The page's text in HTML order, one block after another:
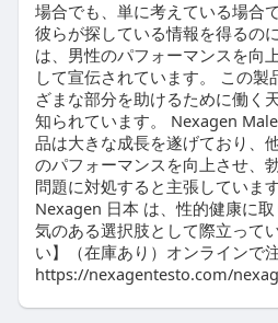
場合でも、単に考えている場合
彼らが探している情報を得るの
は、男性のパフォーマンスを向
して宣伝されています。 この製
ざまな部分を助けるために働く
知られています。 Nexagen
品は大きな成長を遂げており、
のパフォーマンスを向上させ、
問題に対処すると主張していま
Nexagen 日本 は、性的健康に
気のある選択肢として際立って
い】（在庫あり）オンラインで
https://nexagentesto.com/